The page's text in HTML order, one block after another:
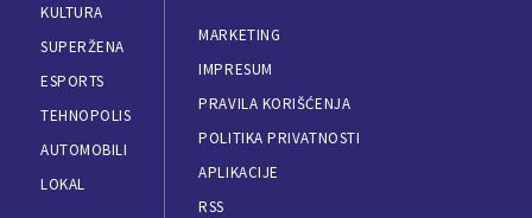
KULTURA
SUPERŽENA
ESPORTS
TEHNOPOLIS
AUTOMOBILI
LOKAL
MARKETING
IMPRESUM
PRAVILA KORIŠĆENJA
POLITIKA PRIVATNOSTI
APLIKACIJE
RSS